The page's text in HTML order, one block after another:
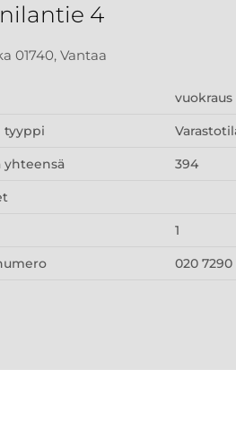
4
01740, Vantaa
vuokraus
tyyppi
yhteensä 394
1
020 7290